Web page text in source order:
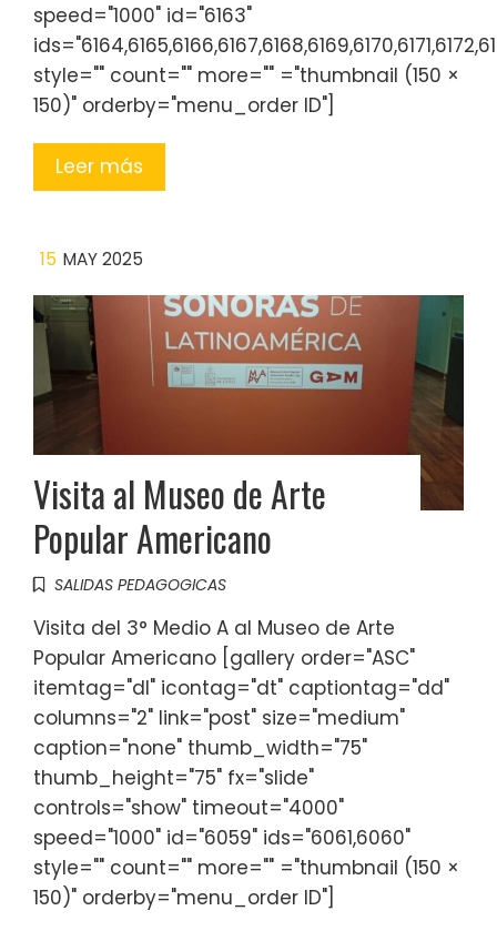
speed="1000" id="6163"
style="" count="" more="" ="thumbnail (150 ×
150)" orderby="menu_order ID"]
Leer más
15 MAY 2025
Visita al Museo de Arte
Popular Americano
SALIDAS PEDAGOGICAS
Visita del 3° Medio A al Museo de Arte
Popular Americano [gallery order="ASC"
itemtag="dl" icontag="dt" captiontag="dd"
columns="2" link="post" size="medium"
caption="none" thumb_width="75"
thumb_height="75" fx="slide"
controls="show" timeout="4000"
speed="1000" id="6059" ids="6061,6060"
style="" count="" more="" ="thumbnail (150 ×
150)" orderby="menu_order ID"]